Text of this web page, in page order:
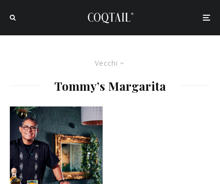
Vecchi
Tommy’s Margarita